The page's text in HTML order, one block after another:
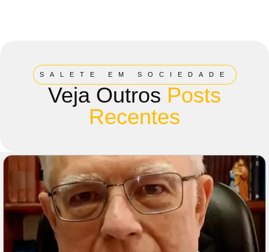
SALETE EM SOCIEDADE
Veja Outros Posts
Recentes